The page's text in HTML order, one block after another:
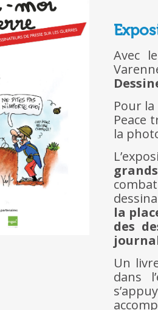
Avec
Pour
Peace
la
la
des
Un
dans